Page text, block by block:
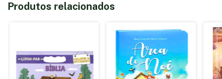
Produtos relacionados